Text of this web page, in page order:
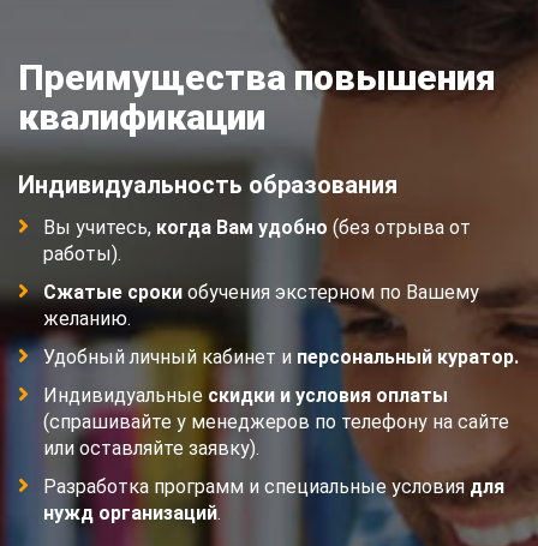
Преимущества повышения
квалификации
Индивидуальность образования
Вы учитесь, когда Вам удобно (без отрыва от
работы).
Сжатые сроки обучения экстерном по Вашему
желанию.
Удобный личный кабинет и персональный куратор.
Индивидуальные скидки и условия оплаты
(спрашивайте у менеджеров по телефону на сайте
или оставляйте заявку).
Разработка программ и специальные условия для
нужд организаций.